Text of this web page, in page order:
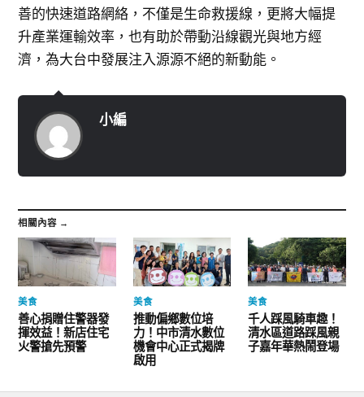
善的快速道路網絡，不僅是生命救援線，更將大幅提
升產業運輸效率，也有助於帶動沿線觀光與地方經
濟，為大台中發展注入源源不絕的新動能。
小編
相關內容 →
美食
善心捐贈住警器發
揮效益！新店住宅
火警搶先預警
美食
推動偏鄉數位培
力！中市清水數位
機會中心正式揭牌
啟用
美食
千人踩風騎車趣！
清水區道路踩風親
子嘉年華熱鬧登場